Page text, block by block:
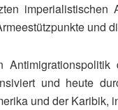
imperialistischen
und
und heute
und der Karibik,